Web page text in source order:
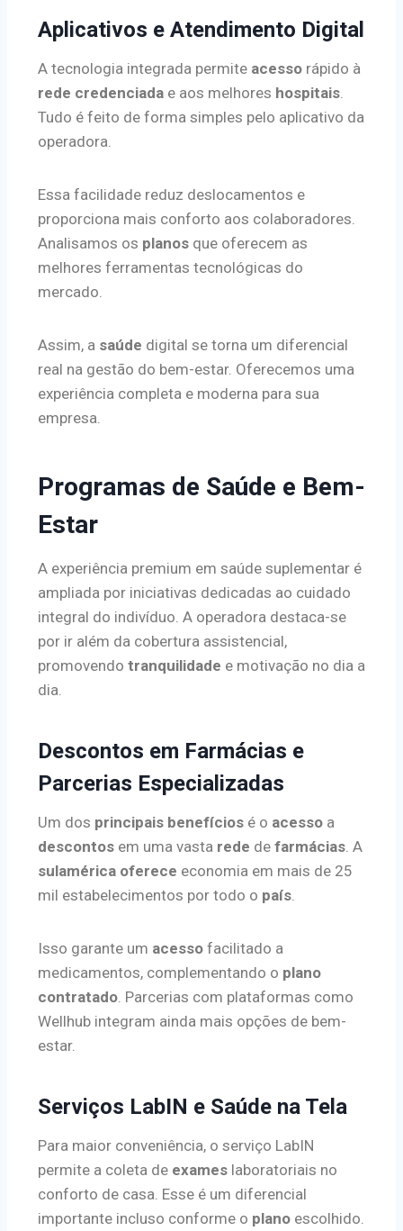
Aplicativos e Atendimento Digital
A tecnologia integrada permite acesso rápido à
rede credenciada e aos melhores hospitais.
Tudo é feito de forma simples pelo aplicativo da
operadora.
Essa facilidade reduz deslocamentos e
proporciona mais conforto aos colaboradores.
Analisamos os planos que oferecem as
melhores ferramentas tecnológicas do
mercado.
Assim, a saúde digital se torna um diferencial
real na gestão do bem-estar. Oferecemos uma
experiência completa e moderna para sua
empresa.
Programas de Saúde e Bem-
Estar
A experiência premium em saúde suplementar é
ampliada por iniciativas dedicadas ao cuidado
integral do indivíduo. A operadora destaca-se
por ir além da cobertura assistencial,
promovendo tranquilidade e motivação no dia a
dia.
Descontos em Farmácias e
Parcerias Especializadas
Um dos principais benefícios é o acesso a
descontos em uma vasta rede de farmácias. A
sulamérica oferece economia em mais de 25
mil estabelecimentos por todo o país.
Isso garante um acesso facilitado a
medicamentos, complementando o plano
contratado. Parcerias com plataformas como
Wellhub integram ainda mais opções de bem-
estar.
Serviços LabIN e Saúde na Tela
Para maior conveniência, o serviço LabIN
permite a coleta de exames laboratoriais no
conforto de casa. Esse é um diferencial
importante incluso conforme o plano escolhido.